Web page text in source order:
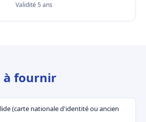
Validité 5 ans
à fournir
(carte nationale d'identité ou ancien